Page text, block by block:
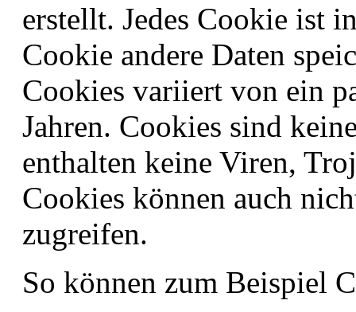
erstellt. Jedes Cookie ist
Cookie andere Daten
Cookies variiert von ein
Jahren. Cookies sind
enthalten keine Viren,
Cookies können auch
zugreifen.
So können zum Beispiel